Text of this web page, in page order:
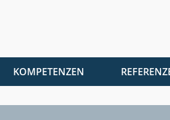
KOMPETENZEN